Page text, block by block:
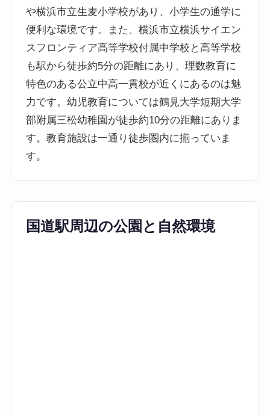
や横浜市立生麦小学校があり、小学生の通学に
便利な環境です。また、横浜市立横浜サイエン
スフロンティア高等学校付属中学校と高等学校
も駅から徒歩約5分の距離にあり、理数教育に
特色のある公立中高一貫校が近くにあるのは魅
力です。幼児教育については鶴見大学短期大学
部附属三松幼稚園が徒歩約10分の距離にありま
す。教育施設は一通り徒歩圏内に揃っていま
す。
国道駅周辺の公園と自然環境